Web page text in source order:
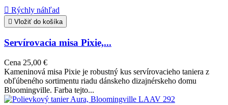
 Rýchly náhľad
 Vložiť do košíka
Servírovacia misa Pixie,...
Cena 25,00 €
Kameninová misa Pixie je robustný kus servírovacieho taniera z
obľúbeného sortimentu riadu dánskeho dizajnérskeho domu
Bloomingville. Farba tejto...